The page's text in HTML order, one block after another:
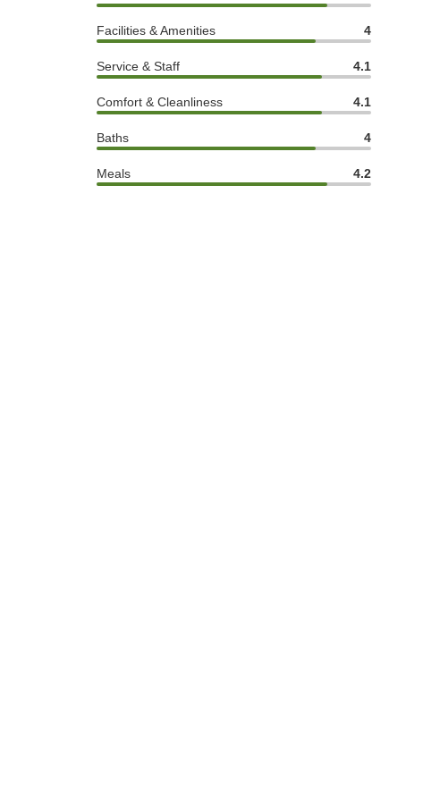
Facilities & Amenities 4
Service & Staff 4.1
Comfort & Cleanliness 4.1
Baths 4
Meals 4.2